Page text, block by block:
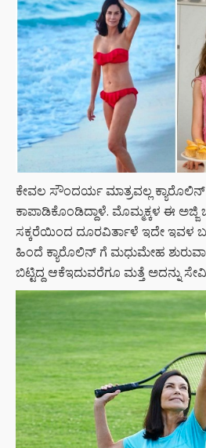
ಕೇವಲ ಸೌಂದರ್ಯ ಮಾತ್ರವಲ್ಲ
ಕಾಪಾಡಿಕೊಂಡಿದ್ದಾಳೆ. ಮೊಮ್ಮಕ್ಕಳ ಈ
ಸಕ್ಕರೆಯಿಂದ ದೂರವಿರ್ತಾಳೆ ಇದೇ ಇವಳ
ಹಿಂದೆ ಕ್ಯಾರೊಲಿನ್ ಗೆ ಮಧುಮೇಹ
ಬಿಟ್ಟಿದ್ದ ಆಕೆಇದುವರೆಗೂ ಮತ್ತೆ ಅದನ್ನು